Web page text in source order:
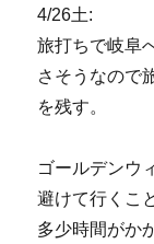
4/26土:
旅打ちで岐阜
さそうなので
を残す。
ゴールデンウ
避けて行くこ
多少時間がか